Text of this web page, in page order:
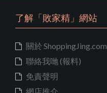
了解「敗家精」網站
關於 ShoppingJing.com
聯絡我哋 (報料)
免責聲明